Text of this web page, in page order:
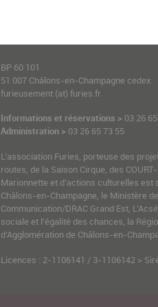
BP 60 101
51 007 Châlons-en-Champagne cedex
furieusement (at) furies.fr
Informations et réservations > 03 26
Administration > 03 26 65 73 55
L’association Furies, porteuse des
routes, de la Saison Cirque, des
Marionnette et d’actions culturelles est
Châlons-en-Champagne, le Ministère
Communication/DRAC Grand Est,
sociale et l’égalité des chances, la
d’Agglomération de Châlons-en-
Licences : 2-1106141 / 3-1106142 >